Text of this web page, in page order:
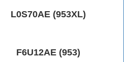
L0S70AE (953XL)
F6U12AE (953)